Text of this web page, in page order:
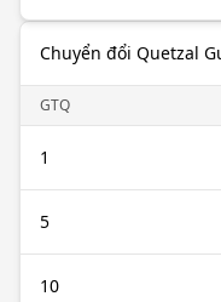
Chuyển đổi Quetzal
GTQ
1
5
10